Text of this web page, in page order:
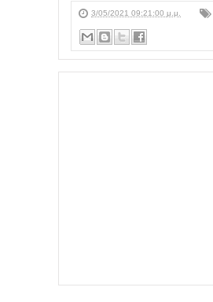
3/05/2021 09:21:00 μ.μ.